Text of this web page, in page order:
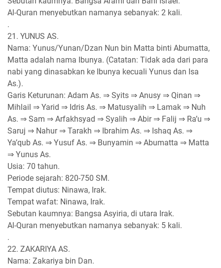
Al-Quran menyebutkan namanya sebanyak: 2 kali.
.
21. YUNUS AS.
Nama: Yunus/Yunan/Dzan Nun bin Matta binti Abumatta,
Matta adalah nama Ibunya. (Catatan: Tidak ada dari para
nabi yang dinasabkan ke Ibunya kecuali Yunus dan Isa
As.).
Garis Keturunan: Adam As. ⇒ Syits ⇒ Anusy ⇒ Qinan ⇒
Mihlail ⇒ Yarid ⇒ Idris As. ⇒ Matusyalih ⇒ Lamak ⇒ Nuh
As. ⇒ Sam ⇒ Arfakhsyad ⇒ Syalih ⇒ Abir ⇒ Falij ⇒ Ra’u ⇒
Saruj ⇒ Nahur ⇒ Tarakh ⇒ Ibrahim As. ⇒ Ishaq As. ⇒
Ya’qub As. ⇒ Yusuf As. ⇒ Bunyamin ⇒ Abumatta ⇒ Matta
⇒ Yunus As.
Usia: 70 tahun.
Periode sejarah: 820-750 SM.
Tempat diutus: Ninawa, Irak.
Tempat wafat: Ninawa, Irak.
Sebutan kaumnya: Bangsa Asyiria, di utara Irak.
Al-Quran menyebutkan namanya sebanyak: 5 kali.
.
22. ZAKARIYA AS.
Nama: Zakariya bin Dan.